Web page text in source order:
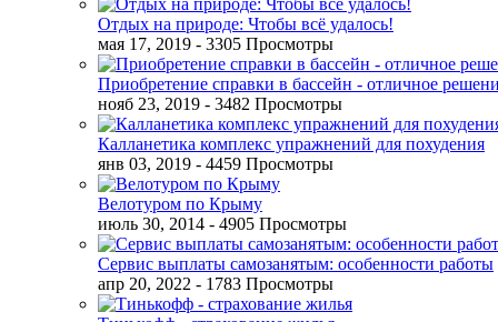
Отдых на природе: Чтобы всё удалось!
мая 17, 2019 - 3305 Просмотры
Приобретение справки в бассейн - отличное
нояб 23, 2019 - 3482 Просмотры
Калланетика комплекс упражнений для похудения
янв 03, 2019 - 4459 Просмотры
Велотуром по Крыму
июль 30, 2014 - 4905 Просмотры
Сервис выплаты самозанятым: особенности работы
апр 20, 2022 - 1783 Просмотры